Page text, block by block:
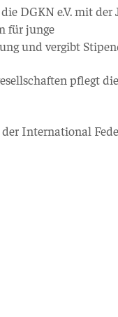
DGKN e.V. mit der
für junge
und vergibt
pflegt die
der International